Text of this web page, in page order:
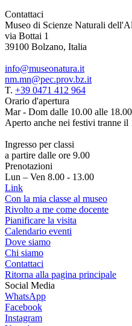
Contattaci
Museo di Scienze Naturali
via Bottai 1
39100 Bolzano, Italia
info@museonatura.it
nm.mn@pec.prov.bz.it
T. +39 0471 412 964
Orario d'apertura
Mar - Dom dalle 10.00 alle 18.00
Aperto anche nei festivi tranne il
Ingresso per classi
a partire dalle ore 9.00
Prenotazioni
Lun – Ven 8.00 - 13.00
Link
Con la mia classe al museo
Rivolto a me come docente
Pianificare la visita
Calendario eventi
Dove siamo
Chi siamo
Contattaci
Ritorna alla pagina principale
Social Media
WhatsApp
Facebook
Instagram